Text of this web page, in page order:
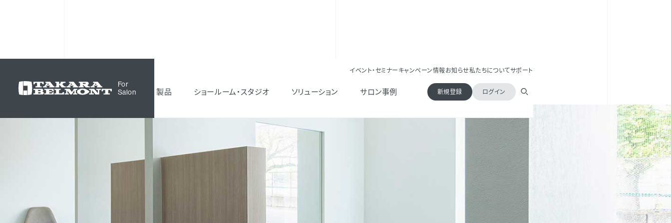
For
Salon
製品 ショールーム・スタジオ ソリューション サロン事例
イベント・セミナーキャンペーン情報お知らせ私たちについてサポート
新規登録 ログイン
サロン空間事例